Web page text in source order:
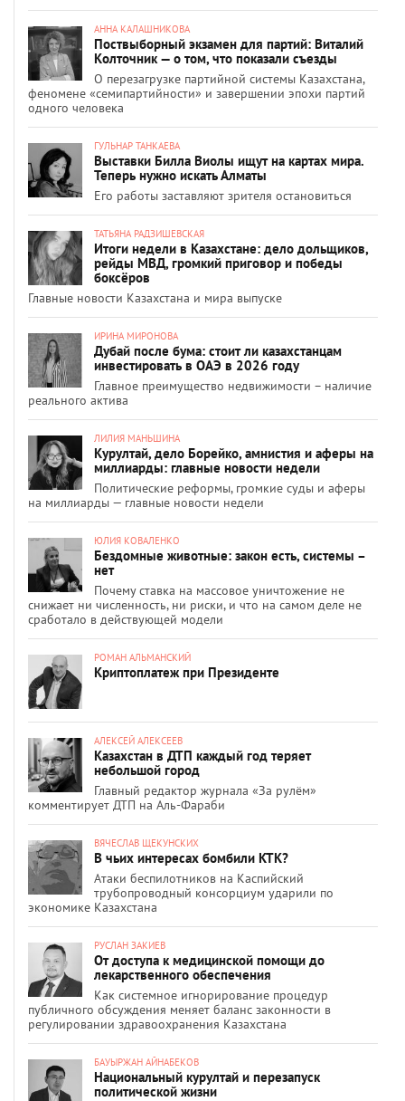
АННА КАЛАШНИКОВА
Поствыборный экзамен для партий: Виталий
Колточник — о том, что показали съезды
О перезагрузке партийной системы Казахстана,
феномене «семипартийности» и завершении эпохи партий
одного человека
ГУЛЬНАР ТАНКАЕВА
Выставки Билла Виолы ищут на картах мира.
Теперь нужно искать Алматы
Его работы заставляют зрителя остановиться
ТАТЬЯНА РАДЗИШЕВСКАЯ
Итоги недели в Казахстане: дело дольщиков,
рейды МВД, громкий приговор и победы
боксёров
Главные новости Казахстана и мира выпуске
ИРИНА МИРОНОВА
Дубай после бума: стоит ли казахстанцам
инвестировать в ОАЭ в 2026 году
Главное преимущество недвижимости – наличие
реального актива
ЛИЛИЯ МАНЬШИНА
Курултай, дело Борейко, амнистия и аферы на
миллиарды: главные новости недели
Политические реформы, громкие суды и аферы
на миллиарды — главные новости недели
ЮЛИЯ КОВАЛЕНКО
Бездомные животные: закон есть, системы –
нет
Почему ставка на массовое уничтожение не
снижает ни численность, ни риски, и что на самом деле не
сработало в действующей модели
РОМАН АЛЬМАНСКИЙ
Криптоплатеж при Президенте
АЛЕКСЕЙ АЛЕКСЕЕВ
Казахстан в ДТП каждый год теряет
небольшой город
Главный редактор журнала «За рулём»
комментирует ДТП на Аль-Фараби
ВЯЧЕСЛАВ ЩЕКУНСКИХ
В чьих интересах бомбили КТК?
Атаки беспилотников на Каспийский
трубопроводный консорциум ударили по
экономике Казахстана
РУСЛАН ЗАКИЕВ
От доступа к медицинской помощи до
лекарственного обеспечения
Как системное игнорирование процедур
публичного обсуждения меняет баланс законности в
регулировании здравоохранения Казахстана
БАУЫРЖАН АЙНАБЕКОВ
Национальный курултай и перезапуск
политической жизни